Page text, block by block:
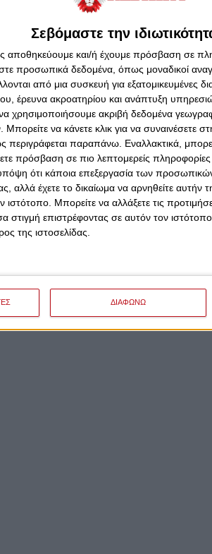
Σεβόμαστε την
αποθηκεύουμε και/ή έχουμε πρόσβαση σε
προσωπικά δεδομένα, όπως μοναδικοί
από μια συσκευή για εξατομικευμένες
έρευνα ακροατηρίου και ανάπτυξη
χρησιμοποιήσουμε ακριβή δεδομένα
να κάνετε κλικ για να συναινέσετε
παραπάνω. Εναλλακτικά,
πρόσβαση σε πιο λεπτομερείς πληροφορίες
ότι κάποια επεξεργασία των
αλλά έχετε το δικαίωμα να αρνηθείτε αυτήν
ιστότοπο. Μπορείτε να αλλάξετε τις
επιστρέφοντας σε αυτόν τον ιστότοπο
της ιστοσελίδας.
ΔΙΑΦΩΝΩ